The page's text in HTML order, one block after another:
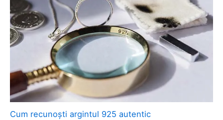
Cum recunoști argintul 925 autentic